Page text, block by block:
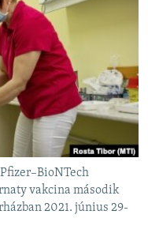
vakcina második
2021. június 29-